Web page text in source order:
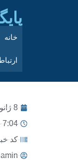
خانه
8 ژانویه 2014
7:04 ب.ظ
کد خبر:
amin